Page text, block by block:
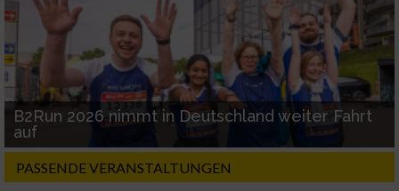
B2Run 2026 nimmt in Deutschland weiter Fahrt
auf
PASSENDE VERANSTALTUNGEN